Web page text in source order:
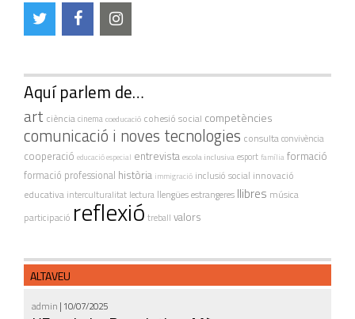
Aquí parlem de…
art ciènciacinemacoeducació cohesió social competències
comunicació i noves tecnologies consultaconvivència
cooperació educació especial entrevistaescola inclusivaesport família formació
formació professional història immigració inclusió social innovació
educativa interculturalitat lectura llengües estrangeres llibres música
participació reflexió treball valors
ALTAVEU
admin | 10/07/2025